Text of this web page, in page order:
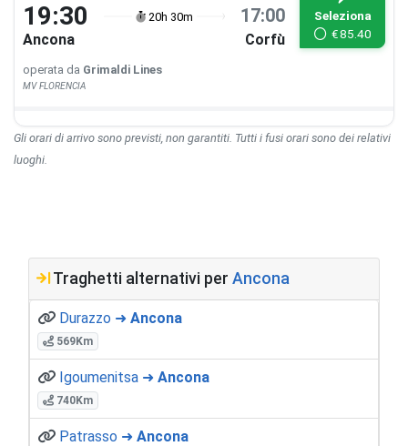
19:30 20h 30m 17:00
Ancona Corfù
Seleziona
€85.40
operata da Grimaldi Lines
MV FLORENCIA
Gli orari di arrivo sono previsti, non garantiti. Tutti i fusi orari sono dei relativi
luoghi.
Traghetti alternativi per Ancona
Durazzo ➜ Ancona
569Km
Igoumenitsa ➜ Ancona
740Km
Patrasso ➜ Ancona